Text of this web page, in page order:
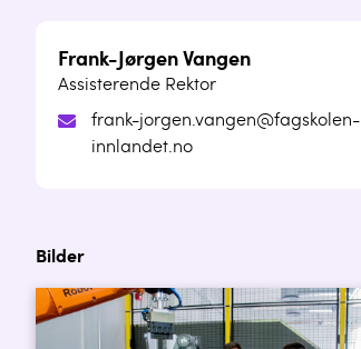
Frank-Jørgen Vangen
Assisterende Rektor
frank-jorgen.vangen@fagskolen-
innlandet.no
Bilder